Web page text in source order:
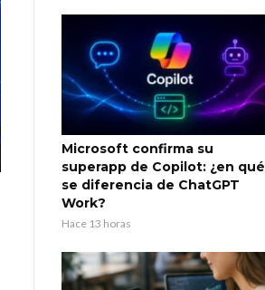
Microsoft confirma su
superapp de Copilot: ¿en qué
se diferencia de ChatGPT
Work?
Hace 13 horas